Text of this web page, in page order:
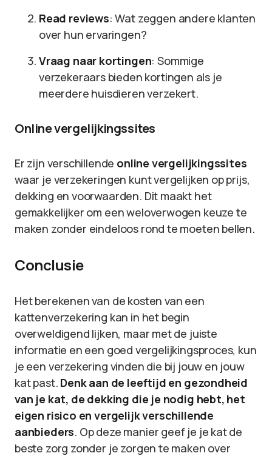
Read reviews: Wat zeggen andere klanten
over hun ervaringen?
Vraag naar kortingen: Sommige
verzekeraars bieden kortingen als je
meerdere huisdieren verzekert.
Online vergelijkingssites
Er zijn verschillende online vergelijkingssites
waar je verzekeringen kunt vergelijken op prijs,
dekking en voorwaarden. Dit maakt het
gemakkelijker om een weloverwogen keuze te
maken zonder eindeloos rond te moeten bellen.
Conclusie
Het berekenen van de kosten van een
kattenverzekering kan in het begin
overweldigend lijken, maar met de juiste
informatie en een goed vergelijkingsproces, kun
je een verzekering vinden die bij jouw en jouw
kat past. Denk aan de leeftijd en gezondheid
van je kat, de dekking die je nodig hebt, het
eigen risico en vergelijk verschillende
aanbieders. Op deze manier geef je je kat de
beste zorg zonder je zorgen te maken over